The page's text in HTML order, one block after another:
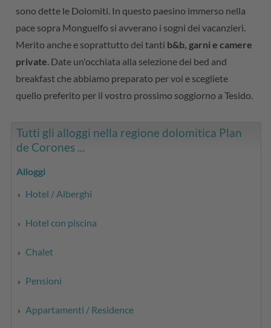
sono dette le Dolomiti. In questo paesino immerso nella
pace sopra Monguelfo si avverano i sogni dei vacanzieri.
Merito anche e soprattutto dei tanti b&b, garni e camere
private . Date un'occhiata alla selezione dei bed and
breakfast che abbiamo preparato per voi e scegliete
quello preferito per il vostro prossimo soggiorno a Tesido.
Tutti gli alloggi nella regione dolomitica Plan
de Corones ...
Alloggi
Hotel / Alberghi
Hotel con piscina
Chalet
Pensioni
Appartamenti / Residence